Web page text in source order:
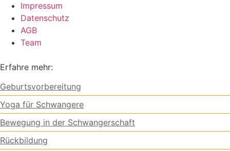
Impressum
Datenschutz
AGB
Team
Erfahre mehr:
Geburtsvorbereitung
Yoga für Schwangere
Bewegung in der Schwangerschaft
Rückbildung